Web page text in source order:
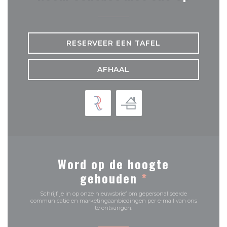
RESERVEER EEN TAFEL
AFHAAL
Word op de hoogte
gehouden *
Schrijf je in op onze nieuwsbrief om gepersonaliseerde
communicatie en marketingaanbiedingen per e-mail van ons
te ontvangen.